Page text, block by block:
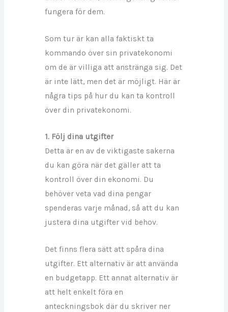
fungera för dem.
Som tur är kan alla faktiskt ta
kommando över sin privatekonomi
om de är villiga att anstränga sig. Det
är inte lätt, men det är möjligt. Här är
några tips på hur du kan ta kontroll
över din privatekonomi.
1. Följ dina utgifter
Detta är en av de viktigaste sakerna
du kan göra när det gäller att ta
kontroll över din ekonomi. Du
behöver veta vad dina pengar
spenderas varje månad, så att du kan
justera dina utgifter vid behov.
Det finns flera sätt att spåra dina
utgifter. Ett alternativ är att använda
en budgetapp. Ett annat alternativ är
att helt enkelt föra en
anteckningsbok där du skriver ner